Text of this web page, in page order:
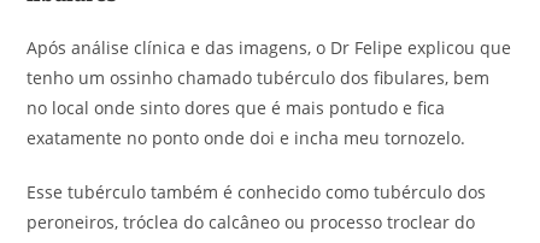
Após análise clínica e das imagens, o Dr Felipe explicou que
tenho um ossinho chamado tubérculo dos fibulares, bem
no local onde sinto dores que é mais pontudo e fica
exatamente no ponto onde doi e incha meu tornozelo.
Esse tubérculo também é conhecido como tubérculo dos
peroneiros, tróclea do calcâneo ou processo troclear do